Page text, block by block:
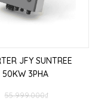
JFY SUNTREE
50KW 3PHA
₫
55.999.000